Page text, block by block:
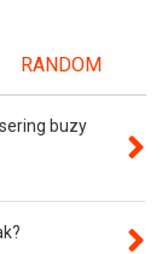
RANDOM
buzy